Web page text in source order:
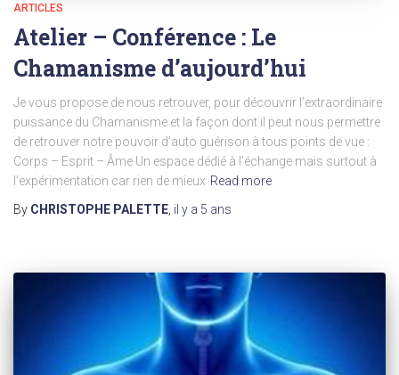
ARTICLES
Atelier – Conférence : Le
Chamanisme d’aujourd’hui
Je vous propose de nous retrouver, pour découvrir l’extraordinaire
puissance du Chamanisme et la façon dont il peut nous permettre
de retrouver notre pouvoir d’auto guérison à tous points de vue :
Corps – Esprit – Âme Un espace dédié à l’échange mais surtout à
l’expérimentation car rien de mieux Read more
By CHRISTOPHE PALETTE il y a 5 ans